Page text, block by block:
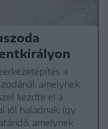
a
amelynek
kezdte el a
jól haladnak, így
amelynek